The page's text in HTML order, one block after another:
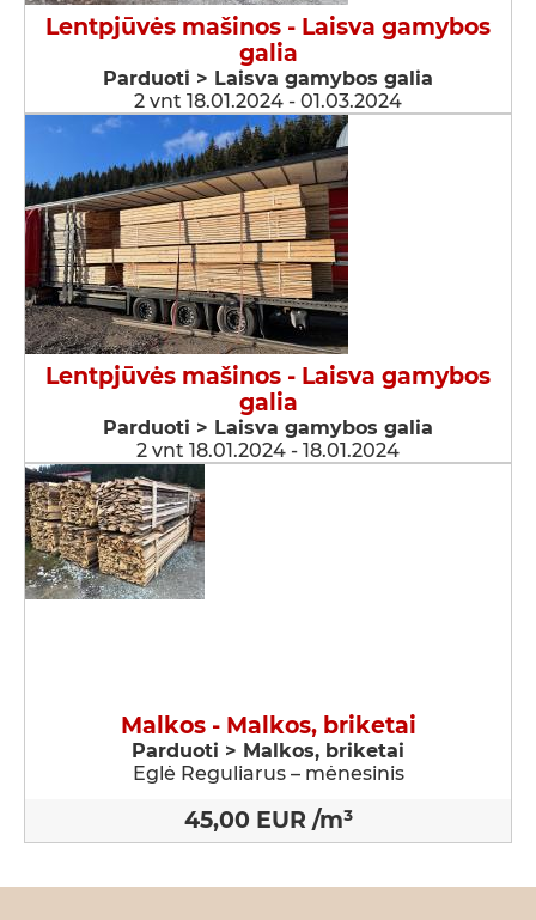
Lentpjūvės mašinos - Laisva gamybos
galia
Parduoti > Laisva gamybos galia
2 vnt 18.01.2024 - 01.03.2024
Lentpjūvės mašinos - Laisva gamybos
galia
Parduoti > Laisva gamybos galia
2 vnt 18.01.2024 - 18.01.2024
Malkos - Malkos, briketai
Parduoti > Malkos, briketai
Eglė Reguliarus – mėnesinis
45,00 EUR /m³